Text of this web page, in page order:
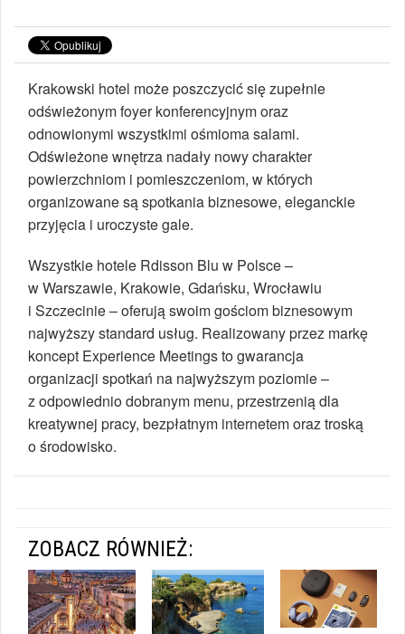
Krakowski hotel może poszczycić się zupełnie
odświeżonym foyer konferencyjnym oraz
odnowionymi wszystkimi ośmioma salami.
Odświeżone wnętrza nadały nowy charakter
powierzchniom i pomieszczeniom, w których
organizowane są spotkania biznesowe, eleganckie
przyjęcia i uroczyste gale.
Wszystkie hotele Rdisson Blu w Polsce –
w Warszawie, Krakowie, Gdańsku, Wrocławiu
i Szczecinie – oferują swoim gościom biznesowym
najwyższy standard usług. Realizowany przez markę
koncept Experience Meetings to gwarancja
organizacji spotkań na najwyższym poziomie –
z odpowiednio dobranym menu, przestrzenią dla
kreatywnej pracy, bezpłatnym internetem oraz troską
o środowisko.
ZOBACZ RÓWNIEŻ: